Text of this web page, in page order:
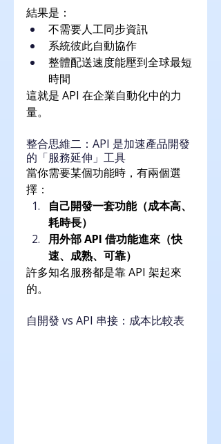
結果是：
不需要人工同步資訊
系統彼此自動協作
整體配送速度能壓到全球最短
時間
這就是 API 在企業自動化中的力
量。
整合思維二：API 是加速產品開發
的「服務延伸」工具
當你需要某個功能時，有兩個選
擇：
自己開發一套功能（成本高、
耗時長）
用外部 API 借功能進來（快
速、成熟、可靠）
許多知名服務都是靠 API 架起來
的。
自開發 vs API 串接：成本比較表